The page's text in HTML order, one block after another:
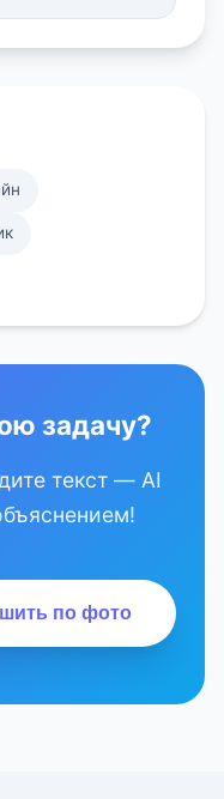
задачу?
текст — AI
по фото